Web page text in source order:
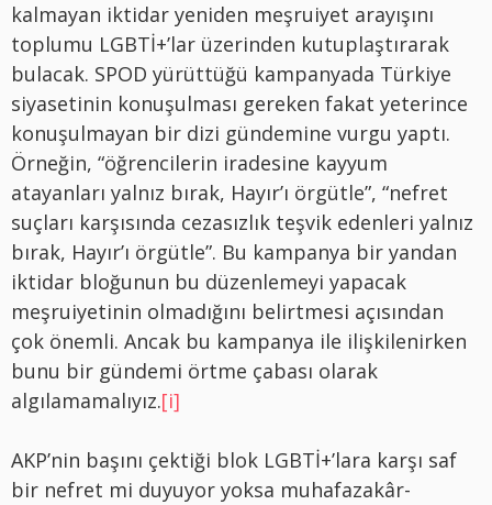
kalmayan iktidar yeniden meşruiyet arayışını
toplumu LGBTİ+’lar üzerinden kutuplaştırarak
bulacak. SPOD yürüttüğü kampanyada Türkiye
siyasetinin konuşulması gereken fakat yeterince
konuşulmayan bir dizi gündemine vurgu yaptı.
Örneğin, “öğrencilerin iradesine kayyum
atayanları yalnız bırak, Hayır’ı örgütle”, “nefret
suçları karşısında cezasızlık teşvik edenleri yalnız
bırak, Hayır’ı örgütle”. Bu kampanya bir yandan
iktidar bloğunun bu düzenlemeyi yapacak
meşruiyetinin olmadığını belirtmesi açısından
çok önemli. Ancak bu kampanya ile ilişkilenirken
bunu bir gündemi örtme çabası olarak
algılamamalıyız.[i]
AKP’nin başını çektiği blok LGBTİ+’lara karşı saf
bir nefret mi duyuyor yoksa muhafazakâr-